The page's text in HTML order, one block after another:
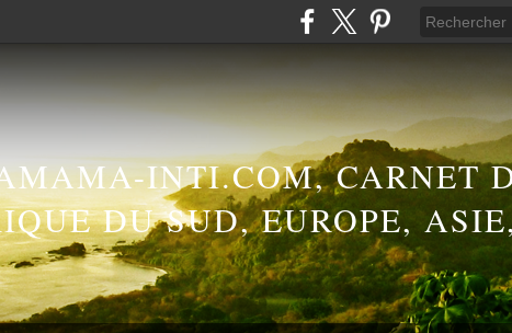
INTI.COM, CARNET
DU SUD, EUROPE,